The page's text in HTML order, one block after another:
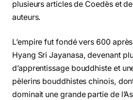
plusieurs articles de Coedès et
auteurs.
L’empire fut fondé vers 600
Hyang Sri Jayanasa, devenant
d’apprentissage bouddhiste et
pèlerins bouddhistes chinois,
dominait une grande partie de